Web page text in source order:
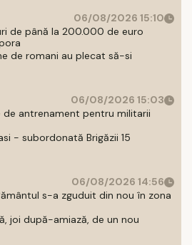
06/08/2026 15:10
de până la 200.000 de euro
de romani au plecat să-si
06/08/2026 15:03
antrenament pentru militarii
- subordonată Brigăzii 15
06/08/2026 14:56
s-a zguduit din nou în zona
joi după-amiază, de un nou